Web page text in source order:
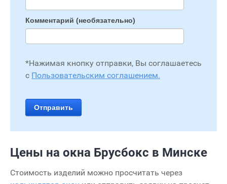
Комментарий (необязательно)
*Нажимая кнопку отправки, Вы соглашаетесь
с Пользовательским соглашением.
Отправить
Цены на окна Брусбокс в Минске
Стоимость изделий можно просчитать через